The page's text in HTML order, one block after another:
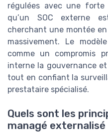
régulées avec une
qu’un SOC externe
cherchant une montée
massivement. Le
comme un compromis
interne la gouvernance
tout en confiant la
prestataire spécialisé.
Quels sont les
managé externalisé